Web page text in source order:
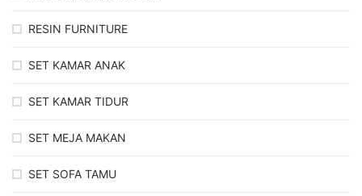
RESIN FURNITURE
SET KAMAR ANAK
SET KAMAR TIDUR
SET MEJA MAKAN
SET SOFA TAMU